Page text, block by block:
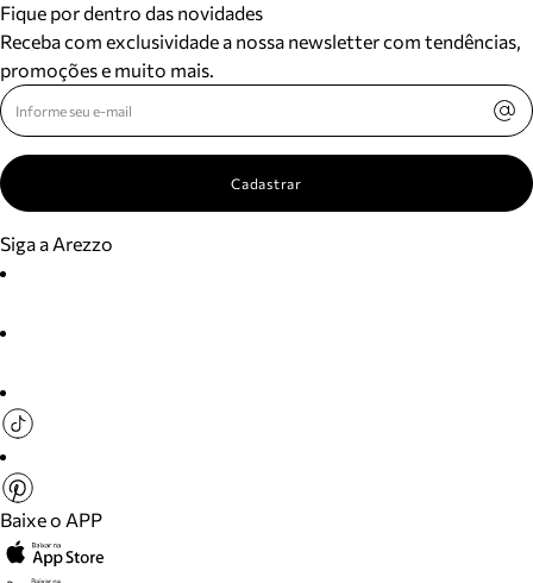
Fique por dentro das novidades
Receba com exclusividade a nossa newsletter com tendências,
promoções e muito mais.
Cadastrar
Siga a Arezzo
Baixe o APP